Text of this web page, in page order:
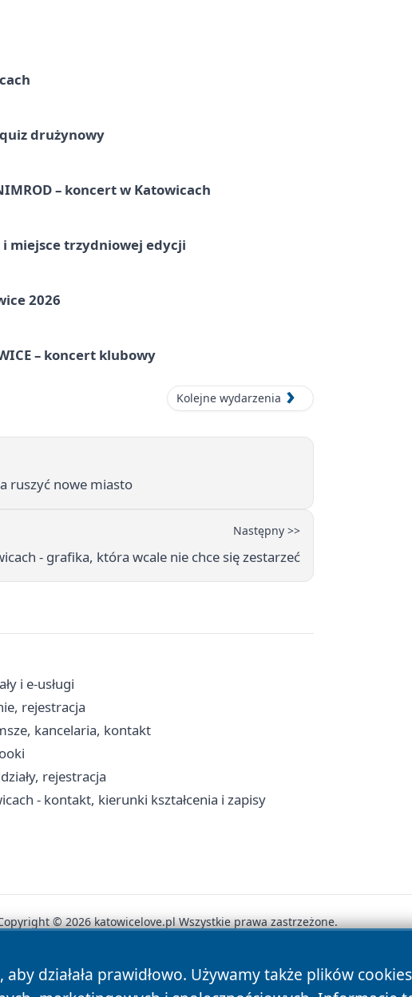
drużynowy
– koncert w Katowicach
miejsce trzydniowej edycji
2026
– koncert klubowy
Kolejne wydarzenia
ruszyć nowe miasto
Następny >>
- grafika, która wcale nie chce się zestarzeć
i e-usługi
rejestracja
kancelaria, kontakt
rejestracja
- kontakt, kierunki kształcenia i zapisy
działała prawidłowo. Używamy także plików
© 2026 katowicelove.pl Wszystkie prawa zastrzeżone.
Autorzy Polityka Prywatności Polityka Cookies